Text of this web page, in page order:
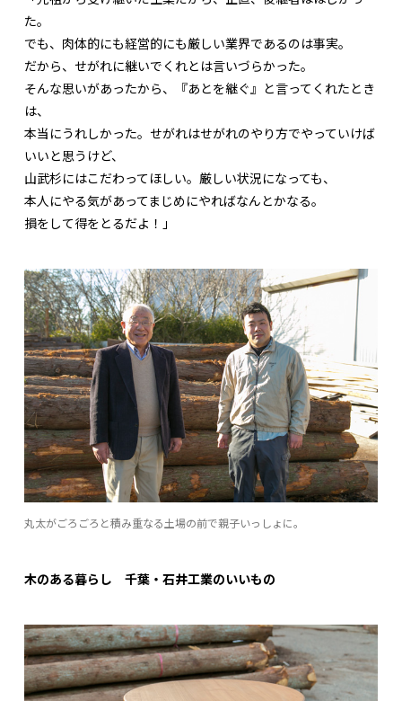
た。
でも、肉体的にも経営的にも厳しい業界であるのは事実。
だから、せがれに継いでくれとは言いづらかった。
そんな思いがあったから、『あとを継ぐ』と言ってくれたとき
は、
本当にうれしかった。せがれはせがれのやり方でやっていけば
いいと思うけど、
山武杉にはこだわってほしい。厳しい状況になっても、
本人にやる気があってまじめにやればなんとかなる。
損をして得をとるだよ！」
丸太がごろごろと積み重なる土場の前で親子いっしょに。
木のある暮らし 千葉・石井工業のいいもの